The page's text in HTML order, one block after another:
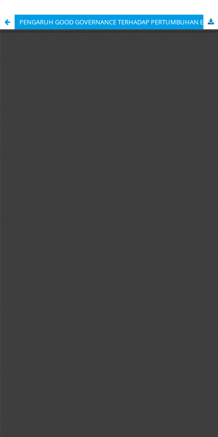
PENGARUH GOOD GOVERNANCE TERHADAP PERTUMBUHAN EKONOMI DI NEGARA ASEAN-5 : PENDEKATAN PANEL ARDL